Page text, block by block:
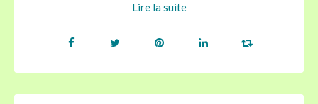
Lire la suite